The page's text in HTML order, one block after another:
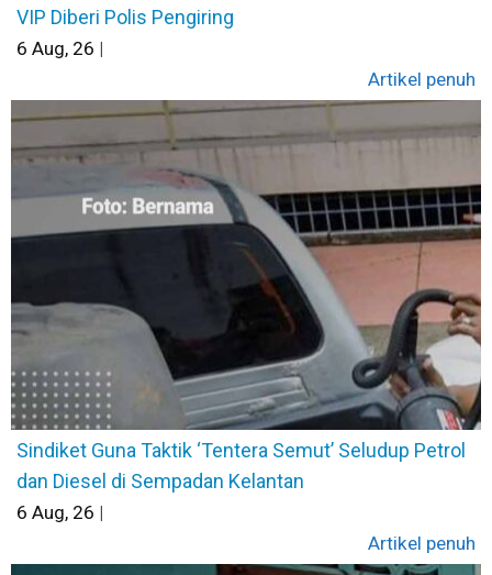
VIP Diberi Polis Pengiring
6 Aug, 26 |
Artikel penuh
Sindiket Guna Taktik ‘Tentera Semut’ Seludup Petrol
dan Diesel di Sempadan Kelantan
6 Aug, 26 |
Artikel penuh